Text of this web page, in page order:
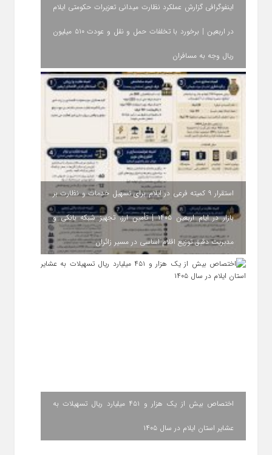
اینفوگرافی گزارش عملکرد نظارت میدانی تعزیرات حکومتی ایلام
در اربعین | برخورد با تخلفات حمل‌ و نقل و عودت ۵۱۰ میلیون
ریال وجه به مسافران
استقرار ۹ کمیته فرعی در ایلام برای تسهیل خدمات و نظارت بر
بازار در ایام اربعین ۱۴۰۵ | تأمین ارز، تجهیز شبکه بانکی و
مدیریت دقیق توزیع اقلام اساسی در مسیر زائران
اختصاص بیش از یک هزار و ۴۵۱ میلیارد ریال تسهیلات به
عشایر استان ایلام در سال ۱۴۰۵